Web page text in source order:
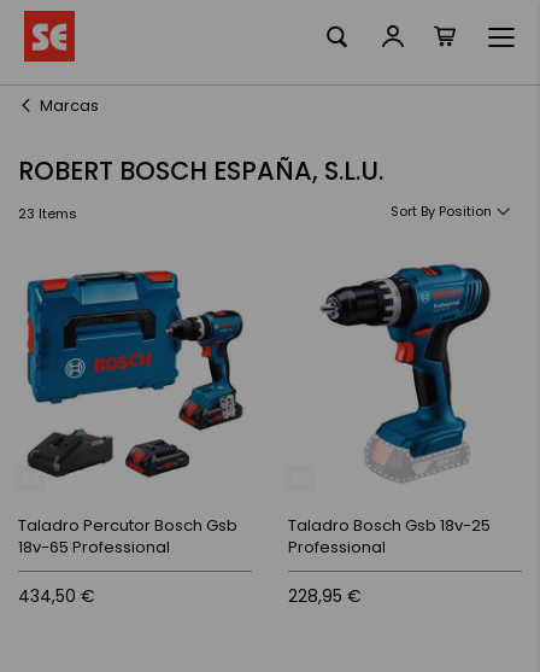
Content
Marcas
ROBERT BOSCH ESPAÑA, S.L.U.
23 Items Sort By
Taladro Percutor Bosch Gsb
18v-65 Professional
434,50 €
Taladro Bosch Gsb 18v-25
Professional
228,95 €